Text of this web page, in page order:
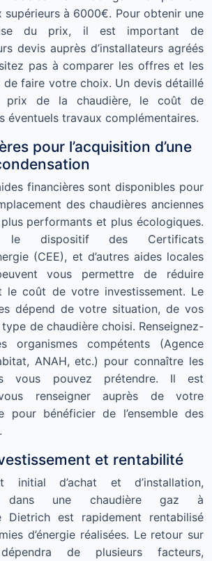
à 6000€. Pour obtenir une
du prix, il est important de
devis auprès d’installateurs agréés
pas à comparer les offres et les
de faire votre choix. Un devis détaillé
prix de la chaudière, le coût de
éventuels travaux complémentaires.
pour l’acquisition d’une
financières sont disponibles pour
des chaudières anciennes
performants et plus écologiques.
le dispositif des Certificats
(CEE), et d’autres aides locales
vous permettre de réduire
le coût de votre investissement. Le
dépend de votre situation, de vos
de chaudière choisi. Renseignez-
organismes compétents (Agence
ANAH, etc.) pour connaître les
vous pouvez prétendre. Il est
renseigner auprès de votre
pour bénéficier de l’ensemble des
et rentabilité
d’achat et d’installation,
dans une chaudière gaz à
Dietrich est rapidement rentabilisé
d’énergie réalisées. Le retour sur
dépendra de plusieurs facteurs,